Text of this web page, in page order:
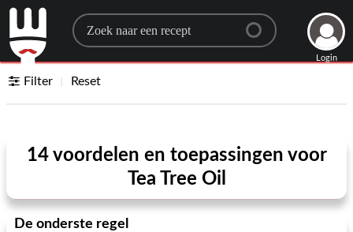
Search for a recipe
Login
Filter Reset
14 voordelen en toepassingen voor
Tea Tree Oil
De onderste regel